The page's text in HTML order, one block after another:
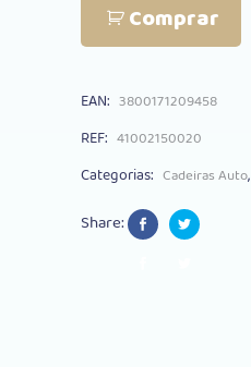
Kikkaboo
Scout
150cm
Comprar
EAN: 3800171209458
REF: 41002150020
Categorias: Cadeiras Auto,
Share: